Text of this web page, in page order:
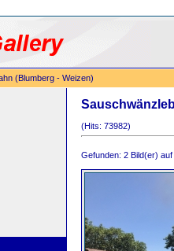
(Blumberg - Weizen)
(Hits: 73982)
Gefunden: 2 Bild(er)